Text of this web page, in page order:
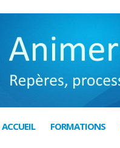
ACCUEIL FORMATIONS